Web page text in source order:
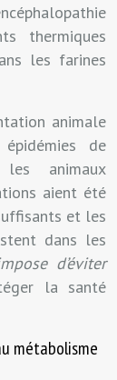
thermiques
les farines
animale
de
les animaux
aient été
et les
dans les
d’éviter
la santé
métabolisme